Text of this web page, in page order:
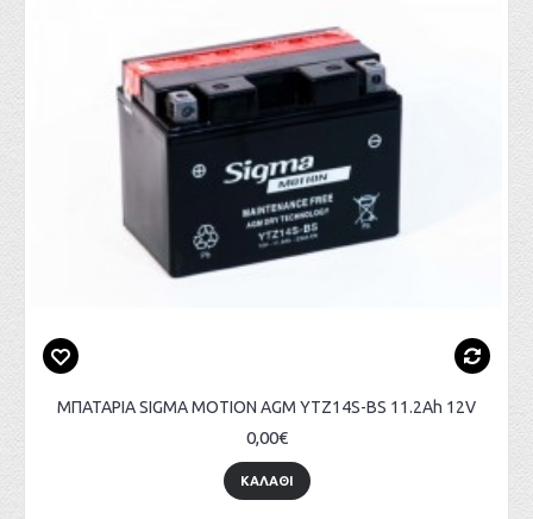
ΜΠΑΤΑΡΙΑ SIGMA MOTION AGM YTZ14S-BS 11.2Ah 12V
0,00€
ΚΑΛΑΘΙ